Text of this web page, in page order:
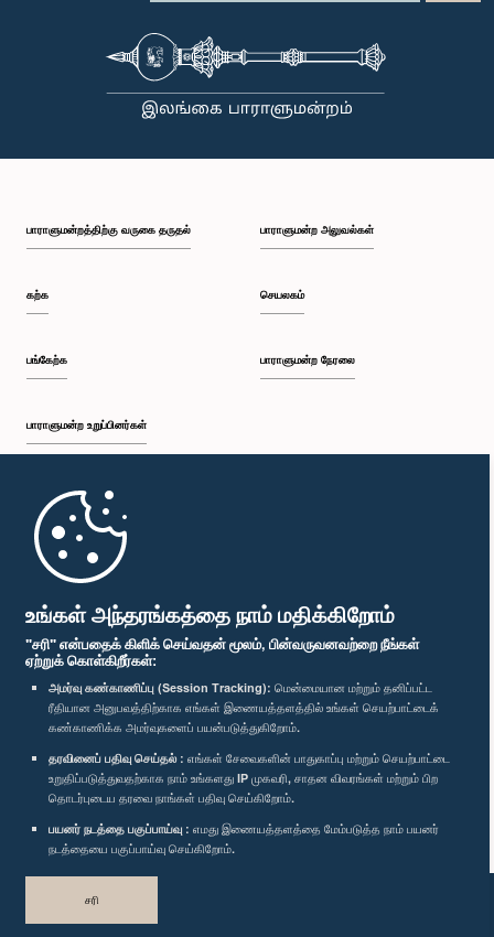
உங்கள் அந்தரங்கத்தை நாம் மதிக்கிறோம்
"சரி" என்பதைக் கிளிக் செய்வதன் மூலம், பின்வருவனவற்றை நீங்கள்
ஏற்றுக் கொள்கிறீர்கள்:
அமர்வு கண்காணிப்பு (Session Tracking): மென்மையான மற்றும் தனிப்பட்ட
ரீதியான அனுபவத்திற்காக எங்கள் இணையத்தளத்தில் உங்கள் செயற்பாட்டைக்
கண்காணிக்க அமர்வுகளைப் பயன்படுத்துகிறோம்.
தரவினைப் பதிவு செய்தல் : எங்கள் சேவைகளின் பாதுகாப்பு மற்றும் செயற்பாட்டை
உறுதிப்படுத்துவதற்காக நாம் உங்களது IP முகவரி, சாதன விவரங்கள் மற்றும் பிற
தொடர்புடைய தரவை நாங்கள் பதிவு செய்கிறோம்.
பயனர் நடத்தை பகுப்பாய்வு : எமது இணையத்தளத்தை மேம்படுத்த நாம் பயனர்
நடத்தையை பகுப்பாய்வு செய்கிறோம்.
சரி
பாராளுமன்றத்திற்கு வருகை தருதல்
கற்க
பங்கேற்க
பாராளுமன்ற உறுப்பினர்கள்
முதற்பக்கம்
பாராளுமன்ற அலுவல்கள்
செயலகம்
பாராளுமன்ற நேரலை
பாராளுமன்ற கையடக்க செயலி
எம்மை பின்தொடர்க :
விருதுகள்
தனியுரிமைக் கொள்கை